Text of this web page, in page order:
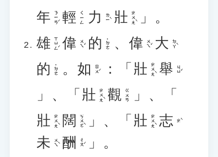
年 ㄋㄧㄢˊ 輕 ㄑㄧㄥ 力 ㄌㄧˋ 壯 ㄓㄨㄤˋ
」。
雄 ㄒㄩㄥˊ 偉 ㄨㄟˇ 的 ˙ㄉㄜ 、 偉 ㄨㄟˇ 大 ㄉㄚˋ
的 ˙ㄉㄜ 。 如 ㄖㄨˊ ：「 壯 ㄓㄨㄤˋ 舉 ㄐㄩˇ
」、「 壯 ㄓㄨㄤˋ 觀 ㄍㄨㄢ
」、「
壯 ㄓㄨㄤˋ 闊 ㄎㄨㄛˋ 」、「 壯 ㄓㄨㄤˋ 志 ㄓˋ
未 ㄨㄟˋ 酬 ㄔㄡˊ
」。